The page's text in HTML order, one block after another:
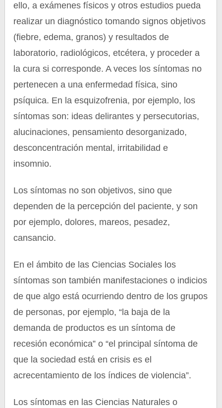
ello, a exámenes físicos y otros estudios pueda
realizar un diagnóstico tomando signos objetivos
(fiebre, edema, granos) y resultados de
laboratorio, radiológicos, etcétera, y proceder a
la cura si corresponde. A veces los síntomas no
pertenecen a una enfermedad física, sino
psíquica. En la esquizofrenia, por ejemplo, los
síntomas son: ideas delirantes y persecutorias,
alucinaciones, pensamiento desorganizado,
desconcentración mental, irritabilidad e
insomnio.
Los síntomas no son objetivos, sino que
dependen de la percepción del paciente, y son
por ejemplo, dolores, mareos, pesadez,
cansancio.
En el ámbito de las Ciencias Sociales los
síntomas son también manifestaciones o indicios
de que algo está ocurriendo dentro de los grupos
de personas, por ejemplo, “la baja de la
demanda de productos es un síntoma de
recesión económica” o “el principal síntoma de
que la sociedad está en crisis es el
acrecentamiento de los índices de violencia”.
Los síntomas en las Ciencias Naturales o